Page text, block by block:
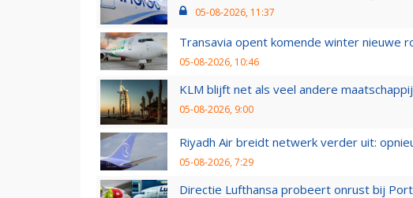
05-08-2026, 11:37
Transavia opent komende winter nieuwe
05-08-2026, 10:46
KLM blijft net als veel andere
05-08-2026, 9:00
Riyadh Air breidt netwerk verder uit:
05-08-2026, 7:29
Directie Lufthansa probeert onrust bij